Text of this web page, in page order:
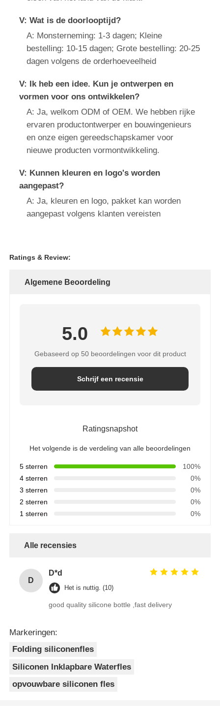
V: Wat is de doorlooptijd?
A: Monsterneming: 1-3 dagen; Kleine
bestelling: 10-15 dagen; Grote bestelling: 20-25
dagen volgens de orderhoeveelheid
V: Ik heb een idee. Kun je ontwerpen en
vormen voor ons ontwikkelen?
A: Ja, welkom ODM of OEM. We hebben rijke
ervaren productontwerper en bouwingenieurs
en onze eigen gereedschapskamer voor
nieuwe producten vormontwikkeling.
V: Kunnen kleuren en logo's worden
aangepast?
A: Ja, kleuren en logo, pakket kan worden
aangepast volgens klanten vereisten
Ratings & Review:
Algemene Beoordeling
5.0
Gebaseerd op 50 beoordelingen voor dit product
Schrijf een recensie
Ratingsnapshot
Het volgende is de verdeling van alle beoordelingen
5 sterren
100%
4 sterren
0%
3 sterren
0%
2 sterren
0%
1 sterren
0%
Alle recensies
D
D*d
Het is nuttig. (10)
good quality silicone bottle ,fast delivery
Markeringen:
Folding siliconenfles
Siliconen Inklapbare Waterfles
opvouwbare siliconen fles